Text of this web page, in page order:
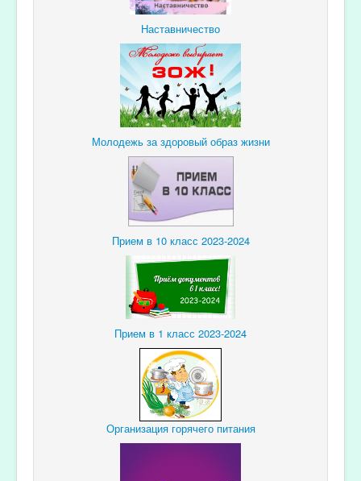
Наставничество
Молодежь за здоровый образ жизни
Прием в 10 класс 2023-2024
Прием в 1 класс 2023-2024
Организация горячего питания